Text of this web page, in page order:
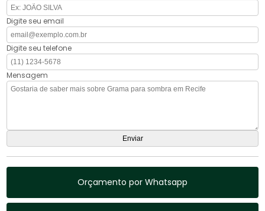
Digite seu email
Digite seu telefone
Mensagem
Orçamento por Whatsapp